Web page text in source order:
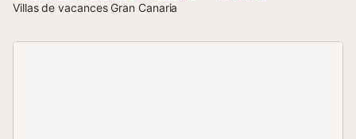
Villas de vacances Gran Canaria